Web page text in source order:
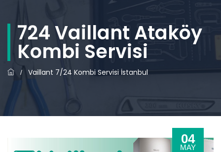
724 Vaillant Ataköy
Kombi Servisi
/ Vaillant 7/24 Kombi Servisi İstanbul
04
MAY